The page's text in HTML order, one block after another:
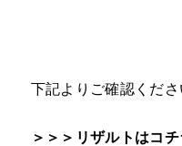
下記よりご確認くださ
＞＞＞リザルトはコチ